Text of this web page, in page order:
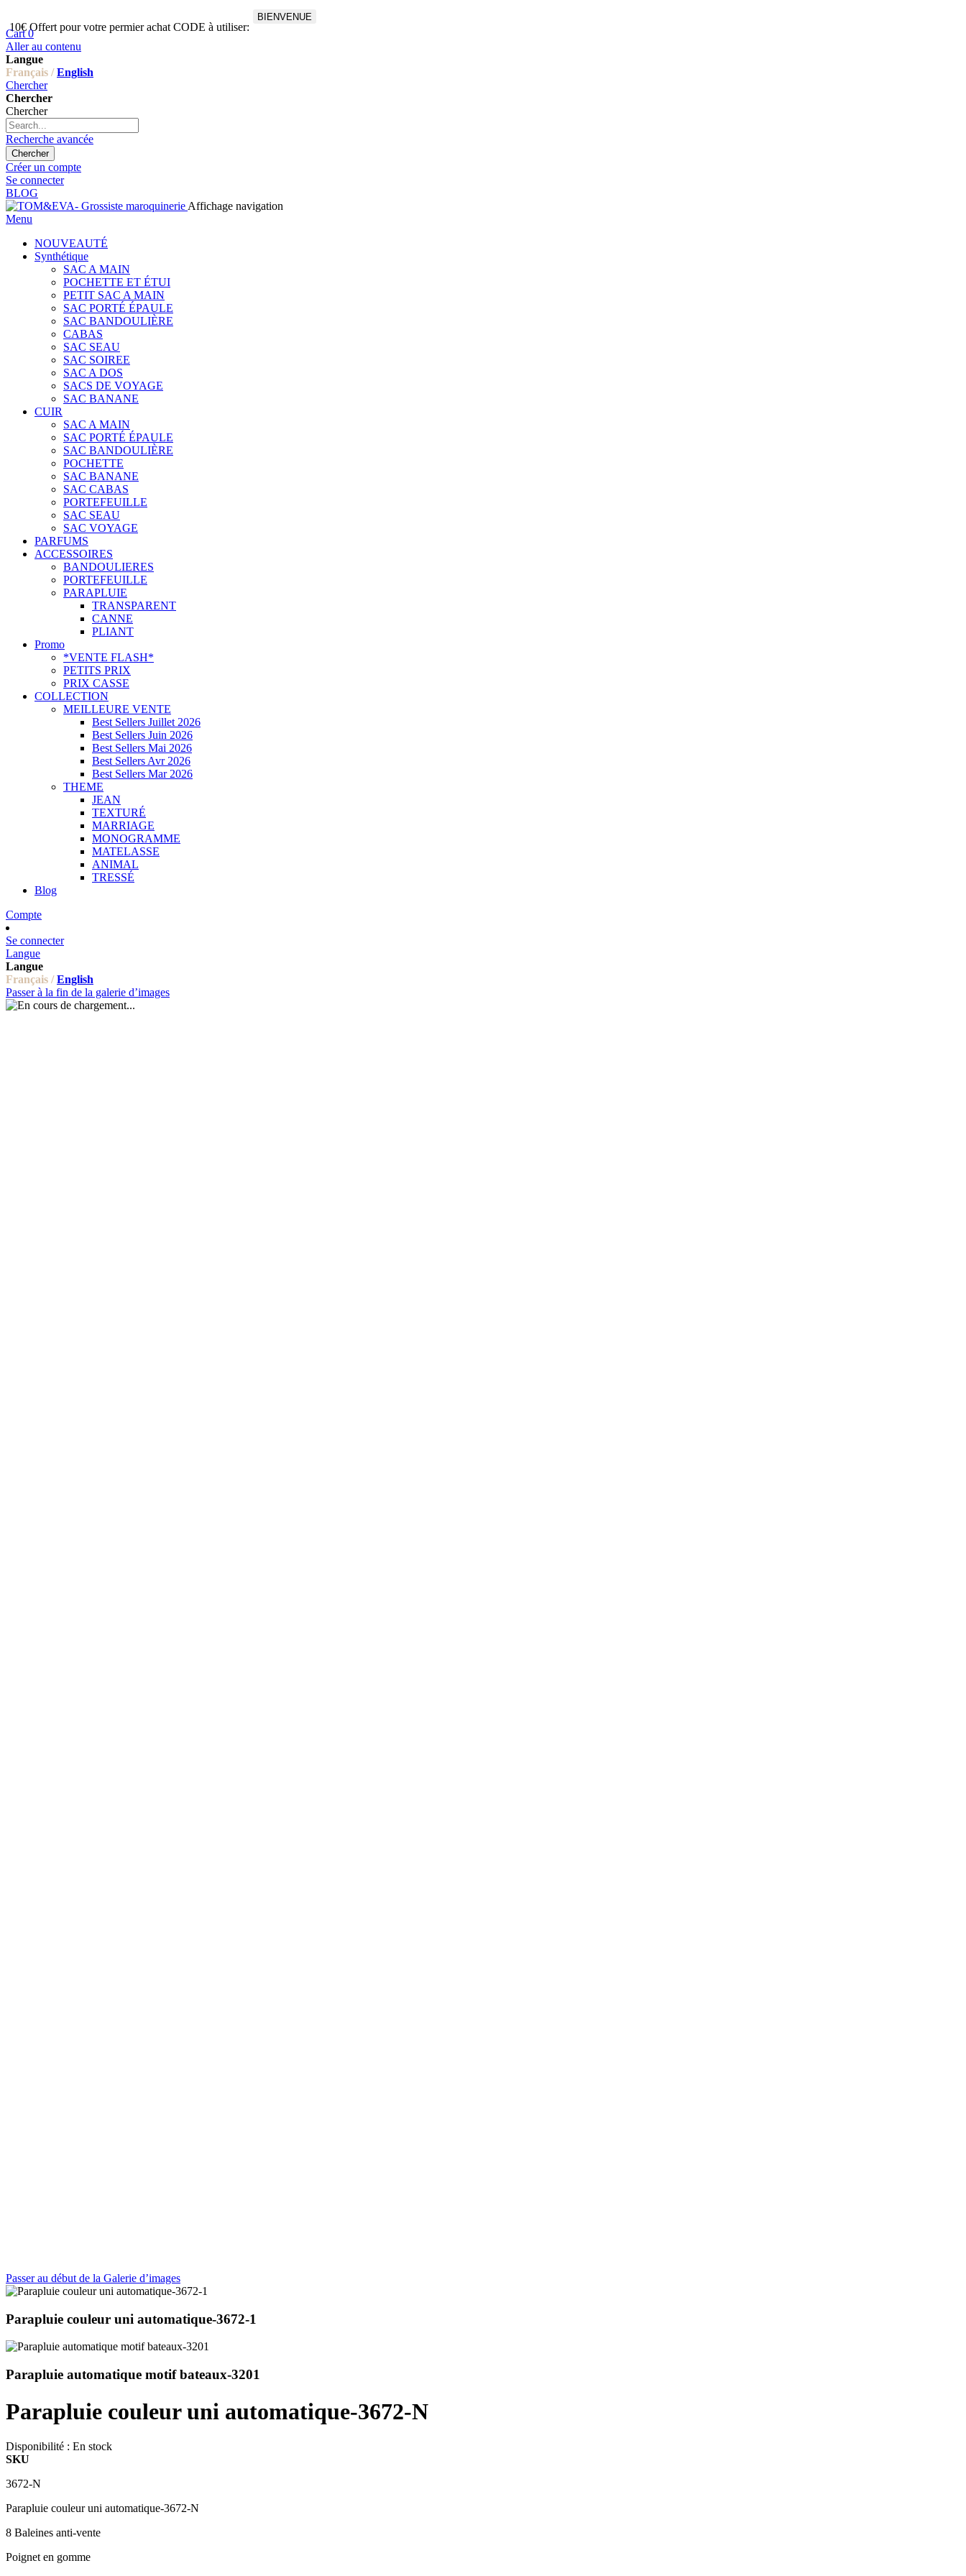
10€ Offert pour votre permier achat CODE à utiliser:
BIENVENUE
Cart 0
Aller au contenu
Langue
Français / English
Chercher
Chercher
Chercher
Recherche avancée
Chercher
Créer un compte
Se connecter
BLOG
Affichage navigation
Menu
NOUVEAUTÉ
Synthétique
SAC A MAIN
POCHETTE ET ÉTUI
PETIT SAC A MAIN
SAC PORTÉ ÉPAULE
SAC BANDOULIÈRE
CABAS
SAC SEAU
SAC SOIREE
SAC A DOS
SACS DE VOYAGE
SAC BANANE
CUIR
SAC A MAIN
SAC PORTÉ ÉPAULE
SAC BANDOULIÈRE
POCHETTE
SAC BANANE
SAC CABAS
PORTEFEUILLE
SAC SEAU
SAC VOYAGE
PARFUMS
ACCESSOIRES
BANDOULIERES
PORTEFEUILLE
PARAPLUIE
TRANSPARENT
CANNE
PLIANT
Promo
*VENTE FLASH*
PETITS PRIX
PRIX CASSE
COLLECTION
MEILLEURE VENTE
Best Sellers Juillet 2026
Best Sellers Juin 2026
Best Sellers Mai 2026
Best Sellers Avr 2026
Best Sellers Mar 2026
THEME
JEAN
TEXTURÉ
MARRIAGE
MONOGRAMME
MATELASSE
ANIMAL
TRESSÉ
Blog
Compte
Se connecter
Langue
Langue
Français / English
Passer à la fin de la galerie d’images
Passer au début de la Galerie d’images
Parapluie couleur uni automatique-3672-1
Parapluie automatique motif bateaux-3201
Parapluie couleur uni automatique-3672-N
Disponibilité : En stock
SKU
3672-N
Parapluie couleur uni automatique-3672-N
8 Baleines anti-vente
Poignet en gomme